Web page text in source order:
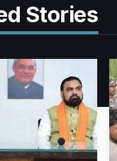
Stories